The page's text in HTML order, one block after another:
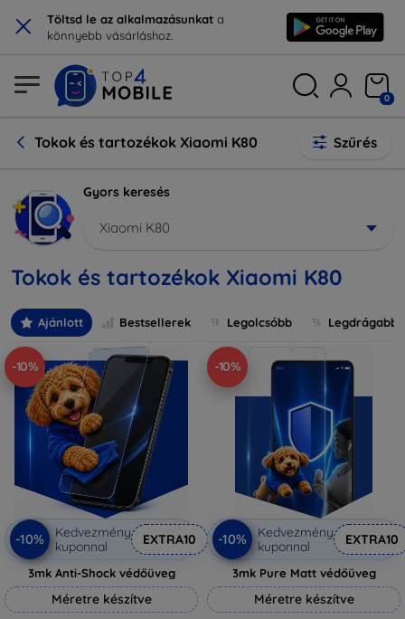
× Töltsd le az alkalmazásunkat a
könnyebb vásárláshoz.
0
Tokok és tartozékok Xiaomi K80 Szűrés
Gyors keresés
Xiaomi K80
Tokok és tartozékok Xiaomi K80
Ajánlott Bestsellerek Legolcsóbb Legdrágabb
-10%
-10%
Kedvezmény
kuponnal
EXTRA10
3mk Anti-Shock védőüveg
Méretre készítve
-10%
-10%
Kedvezmény
kuponnal
EXTRA10
3mk Pure Matt védőüveg
Méretre készítve